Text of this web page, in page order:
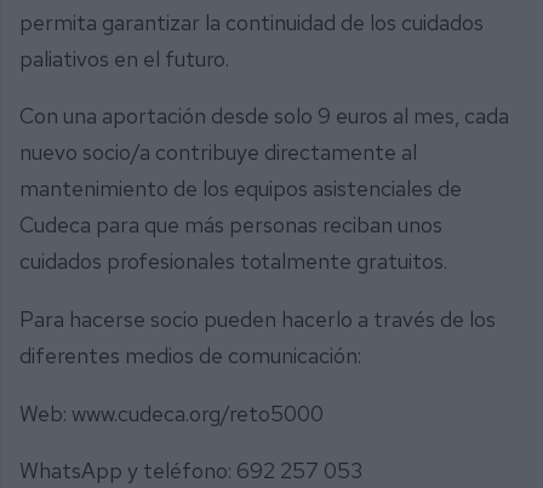
permita garantizar la continuidad de los cuidados
paliativos en el futuro.
Con una aportación desde solo 9 euros al mes, cada
nuevo socio/a contribuye directamente al
mantenimiento de los equipos asistenciales de
Cudeca para que más personas reciban unos
cuidados profesionales totalmente gratuitos.
Para hacerse socio pueden hacerlo a través de los
diferentes medios de comunicación:
Web: www.cudeca.org/reto5000
WhatsApp y teléfono: 692 257 053